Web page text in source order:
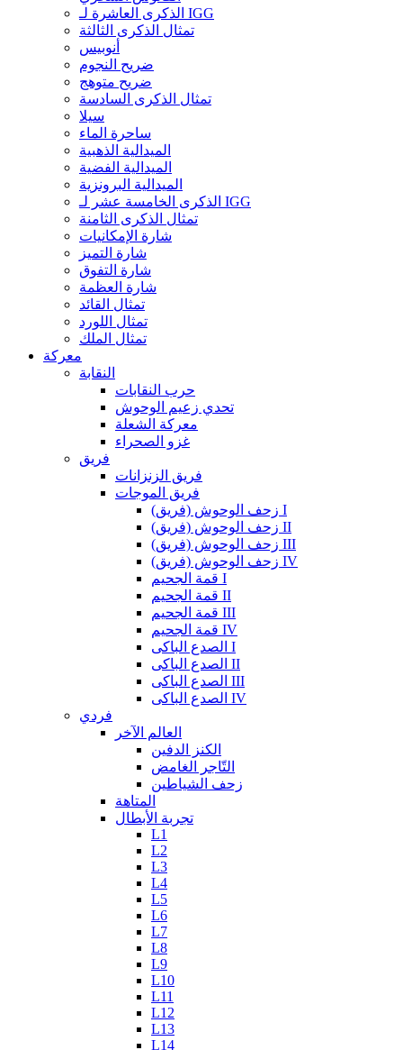
الذكرى العاشرة لـ IGG
تمثال الذكرى الثالثة
أنوبيس
ضريح النجوم
ضريح متوهج
تمثال الذكرى السادسة
سيلا
ساحرة الماء
الميدالية الذهبية
الميدالية الفضية
الميدالية البرونزية
الذكرى الخامسة عشر لـ IGG
تمثال الذكرى الثامنة
شارة الإمكانيات
شارة التميز
شارة التفوق
شارة العظمة
تمثال القائد
تمثال اللورد
تمثال الملك
معركة
النقابة
حرب النقابات
تحدي زعيم الوحوش
معركة الشعلة
غزو الصحراء
فريق
فريق الزنزانات
فريق الموجات
زحف الوحوش (فريق) I
زحف الوحوش (فريق) II
زحف الوحوش (فريق) III
زحف الوحوش (فريق) IV
قمة الجحيم I
قمة الجحيم II
قمة الجحيم III
قمة الجحيم IV
الصدع الباكى I
الصدع الباكى II
الصدع الباكى III
الصدع الباكى IV
فردي
العالم الآخر
الكنز الدفين
التّاجر الغامض
زحف الشياطين
المتاهة
تجربة الأبطال
L1
L2
L3
L4
L5
L6
L7
L8
L9
L10
L11
L12
L13
L14